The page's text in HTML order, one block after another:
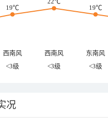
19℃
19℃
西南风 西南风 东南风
<3级 <3级 <3级
况